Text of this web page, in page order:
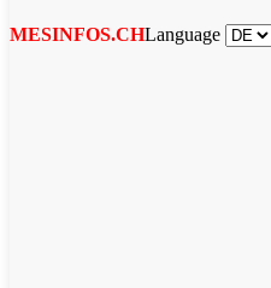
MESINFOS.CHLanguage